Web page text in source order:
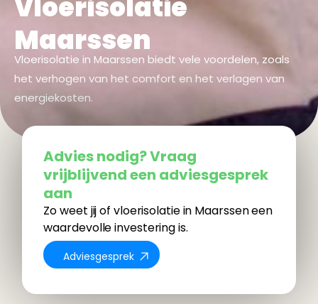
Vloerisolatie
Maarssen
Vloerisolatie in Maarssen biedt vele voordelen, zoals
het verhogen van het comfort en het verlagen van
energiekosten.
thuisfront isoleren
Advies nodig? Vraag
vrijblijvend een adviesgesprek
aan
Zo weet jij of vloerisolatie in Maarssen een
waardevolle investering is.
Adviesgesprek